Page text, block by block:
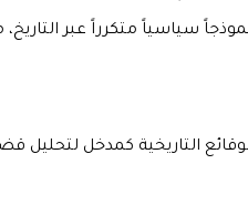
سياسياً متكرراً عبر
التاريخية كمدخل لتحليل